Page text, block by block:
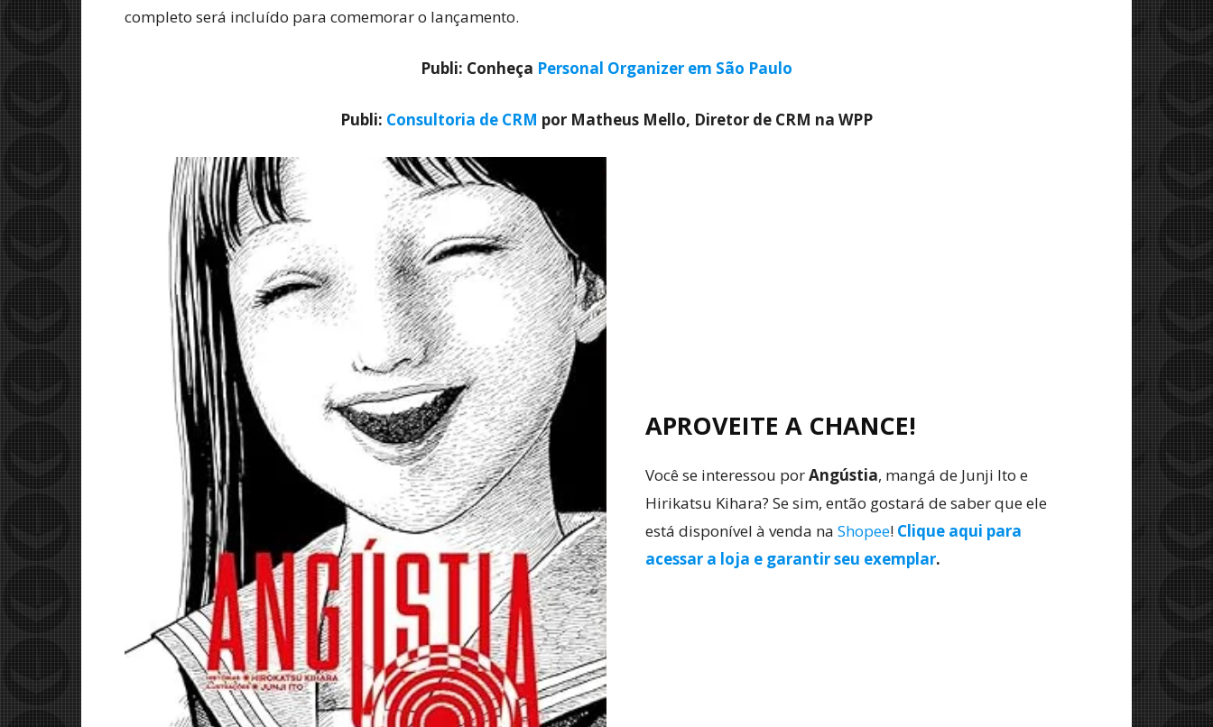
Pop!
completo será incluído para comemorar o lançamento.
Publi: Conheça Personal Organizer em São Paulo
Publi: Consultoria de CRM por Matheus Mello, Diretor de CRM na WPP
APROVEITE A CHANCE!
Você se interessou porAngústia, mangá de Junji Ito e
Hirikatsu Kihara? Se sim, então gostará de saber que ele
está disponível à venda na Shopee! Clique aqui para
acessar a loja e garantir seu exemplar.